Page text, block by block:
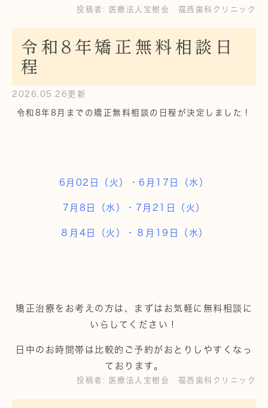
投稿者: 医療法人宝樹会 福西歯科クリニック
令和8年矯正無料相談日
程
2026.05.26更新
令和8年8月までの矯正無料相談の日程が決定しました！
6月02日（火）・6月17日（水）
7月8日（水）・7月21日（火）
８月4日（火）・８月19日（水）
矯正治療をお考えの方は、まずはお気軽に無料相談に
いらしてください！
日中のお時間帯は比較的ご予約がおとりしやすくなっ
ております。
投稿者: 医療法人宝樹会 福西歯科クリニック